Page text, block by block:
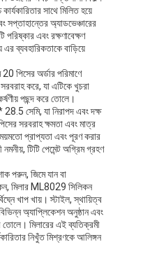
সাথে মিলিত হয়ে
সপ্তাহান্তের অ্যাডভেঞ্চারের
এবং রক্ষণাবেক্ষণ
ব্যবহারিকতাকে বাড়িয়ে
পিসের অর্ডার পরিমাণে
করে, যা এটিকে খুচরা
পছন্দ করে তোলে।
সেমি, যা নিরাপদ এবং দক্ষ
সরবরাহ ক্ষমতা এবং মাত্র
প্রাপ্যতা এবং পূরণ করার
নমনীয়, টিটি পেমেন্ট অগ্রিম গ্রহণ
পরুন, জিমে যান বা
মিলার ML8029 সিলিকন
খাপ খায়। স্টাইল, স্থায়িত্ব
অ্যাপ্লিকেশন অনুষ্ঠান এবং
মিলারের এই ব্যতিক্রমী
নিখুঁত মিশ্রণকে আলিঙ্গন